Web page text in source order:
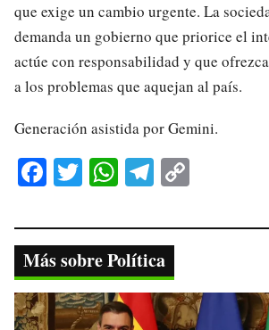
que exige un cambio urgente. La
demanda un gobierno que priorice el
actúe con responsabilidad y que
a los problemas que aquejan al país.
Generación asistida por Gemini.
Fa
bo
ok
T
tte
r
W
ts
A
pp
Te
gr
a
m
y
nk
Más sobre Política